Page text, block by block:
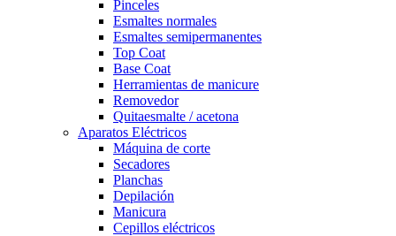
Pinceles
Esmaltes normales
Esmaltes semipermanentes
Top Coat
Base Coat
Herramientas de manicure
Removedor
Quitaesmalte / acetona
Aparatos Eléctricos
Máquina de corte
Secadores
Planchas
Depilación
Manicura
Cepillos eléctricos